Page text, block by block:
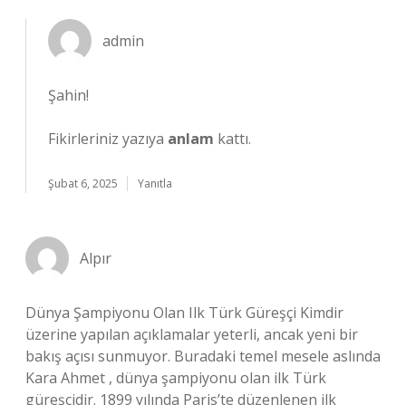
admin
Şahin!
Fikirleriniz yazıya anlam kattı.
Şubat 6, 2025 Yanıtla
Alpır
Dünya Şampiyonu Olan Ilk Türk Güreşçi Kimdir
üzerine yapılan açıklamalar yeterli, ancak yeni bir
bakış açısı sunmuyor. Buradaki temel mesele aslında
Kara Ahmet , dünya şampiyonu olan ilk Türk
güreşçidir. 1899 yılında Paris’te düzenlenen ilk